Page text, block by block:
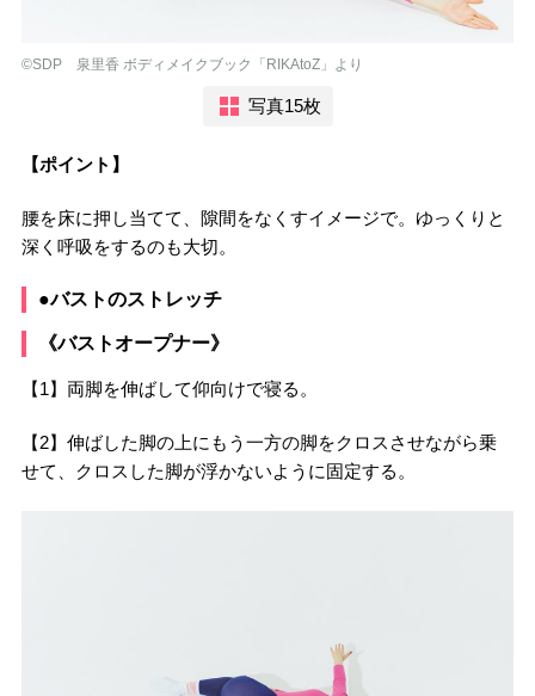
©︎SDP 泉里香 ボディメイクブック「RIKAtoZ」より
写真15枚
【ポイント】
腰を床に押し当てて、隙間をなくすイメージで。ゆっくりと
深く呼吸をするのも大切。
●バストのストレッチ
《バストオープナー》
【1】両脚を伸ばして仰向けで寝る。
【2】伸ばした脚の上にもう一方の脚をクロスさせながら乗
せて、クロスした脚が浮かないように固定する。